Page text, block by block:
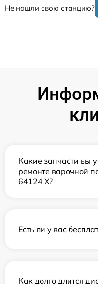
Не нашли свою станцию?
Какие запчасти вы
ремонте варочной
64124 X?
Есть ли у вас
Как долго длится